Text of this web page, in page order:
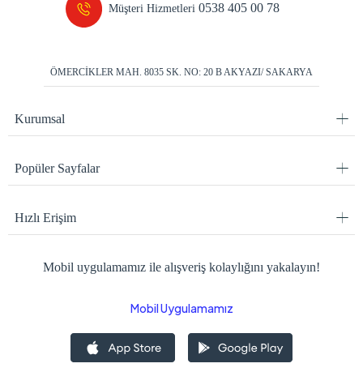
Müşteri Hizmetleri0538 405 00 78
ÖMERCİKLER MAH. 8035 SK. NO: 20 B AKYAZI/ SAKARYA
Kurumsal
Popüler Sayfalar
Hızlı Erişim
Mobil uygulamamız ile alışveriş kolaylığını yakalayın!
Mobil Uygulamamız